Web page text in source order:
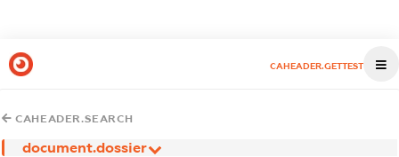
CAHEADER.GETTEST
CAHEADER.SEARCH
document.dossier